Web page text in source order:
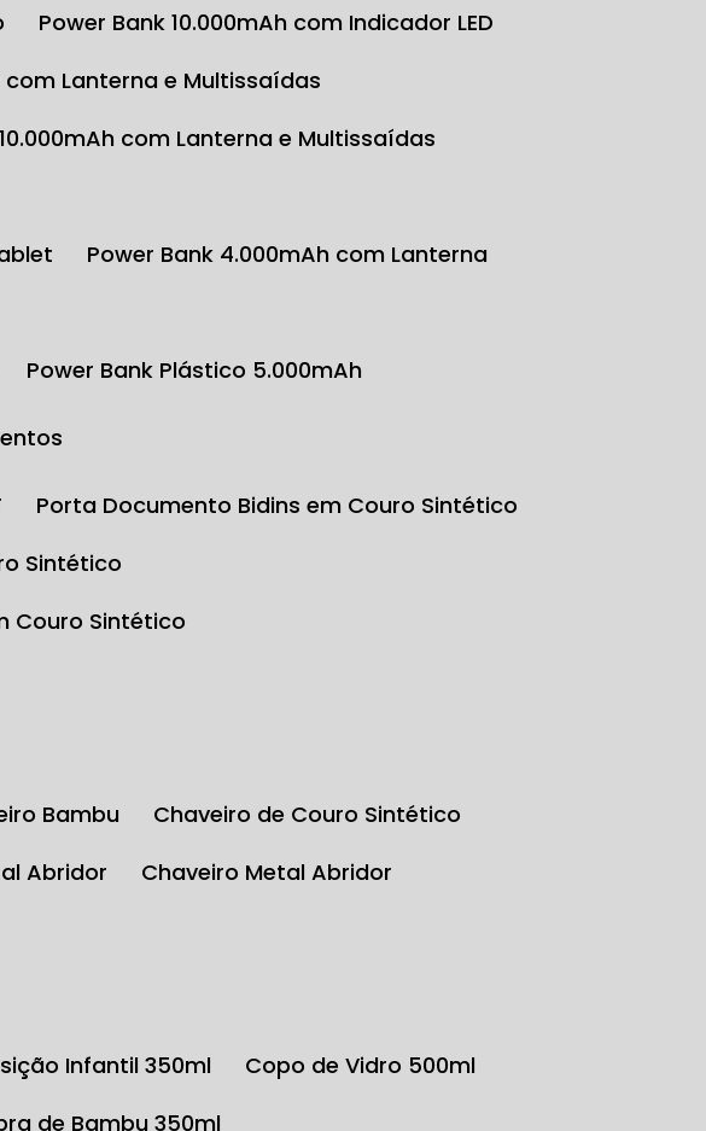
Power Bank 10.000mAh com Indicador LED
com Lanterna e Multissaídas
10.000mAh com Lanterna e Multissaídas
Power Bank 4.000mAh com Lanterna
Power Bank Plástico 5.000mAh
Porta Documento Bidins em Couro Sintético
Sintético
Couro Sintético
Bambu
Chaveiro de Couro Sintético
Abridor
Chaveiro Metal Abridor
Infantil 350ml
Copo de Vidro 500ml
de Bambu 350ml